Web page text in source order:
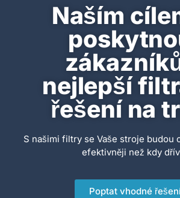
Naším
nejlepší
řešení na
S našimi filtry se Vaše stroje budou
efektivněji než kdy
Poptat vhodné